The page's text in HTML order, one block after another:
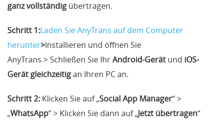
ganz vollständig übertragen.
Schritt 1:Laden Sie AnyTrans auf dem Computer
herunter>Installieren und öffnen Sie
AnyTrans > Schließen Sie IhrAndroid-Gerät und iOS-
Gerätgleichzeitigan Ihren PC an.
Schritt 2: Klicken Sie auf „Social App Manager“ >
„WhatsApp“ > Klicken Sie dann auf „Jetzt übertragen“